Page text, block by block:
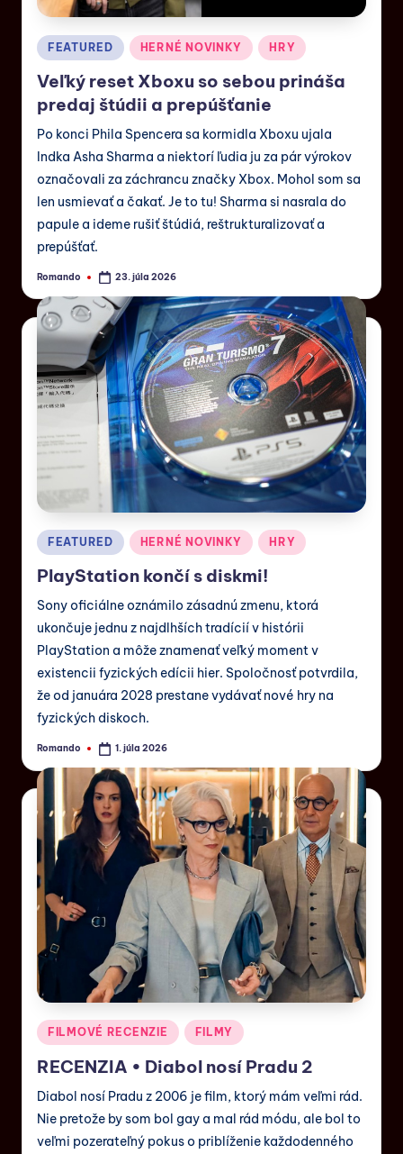
FEATURED HERNÉ NOVINKY HRY
Veľký reset Xboxu so sebou prináša
predaj štúdii a prepúšťanie
Po konci Phila Spencera sa kormidla Xboxu ujala
Indka Asha Sharma a niektorí ľudia ju za pár výrokov
označovali za záchrancu značky Xbox. Mohol som sa
len usmievať a čakať. Je to tu! Sharma si nasrala do
papule a ideme rušiť štúdiá, reštrukturalizovať a
prepúšťať.
Romando 23. júla 2026
FEATURED HERNÉ NOVINKY HRY
PlayStation končí s diskmi!
Sony oficiálne oznámilo zásadnú zmenu, ktorá
ukončuje jednu z najdlhších tradícií v histórii
PlayStation a môže znamenať veľký moment v
existencii fyzických edícii hier. Spoločnosť potvrdila,
že od januára 2028 prestane vydávať nové hry na
fyzických diskoch.
Romando 1. júla 2026
FILMOVÉ RECENZIE FILMY
RECENZIA • Diabol nosí Pradu 2
Diabol nosí Pradu z 2006 je film, ktorý mám veľmi rád.
Nie pretože by som bol gay a mal rád módu, ale bol to
veľmi pozerateľný pokus o priblíženie každodenného